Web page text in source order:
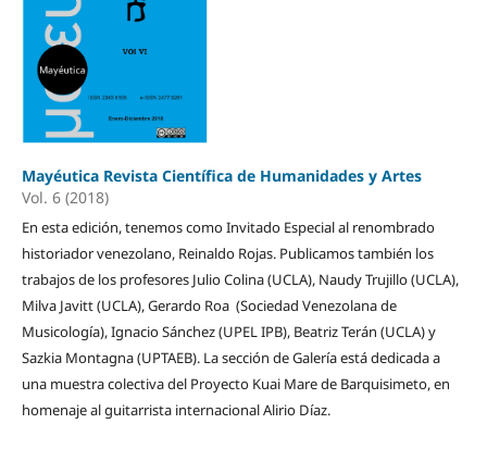
Mayéutica Revista Científica de Humanidades y Artes
Vol. 6 (2018)
En esta edición, tenemos como Invitado Especial al renombrado
historiador venezolano, Reinaldo Rojas. Publicamos también los
trabajos de los profesores Julio Colina (UCLA), Naudy Trujillo (UCLA),
Milva Javitt (UCLA), Gerardo Roa (Sociedad Venezolana de
Musicología), Ignacio Sánchez (UPEL IPB), Beatriz Terán (UCLA) y
Sazkia Montagna (UPTAEB). La sección de Galería está dedicada a
una muestra colectiva del Proyecto Kuai Mare de Barquisimeto, en
homenaje al guitarrista internacional Alirio Díaz.